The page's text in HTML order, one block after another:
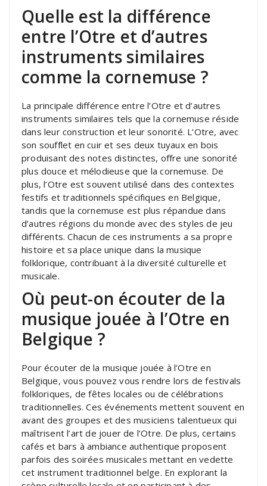
Quelle est la différence
entre l’Otre et d’autres
instruments similaires
comme la cornemuse ?
La principale différence entre l’Otre et d’autres
instruments similaires tels que la cornemuse réside
dans leur construction et leur sonorité. L’Otre, avec
son soufflet en cuir et ses deux tuyaux en bois
produisant des notes distinctes, offre une sonorité
plus douce et mélodieuse que la cornemuse. De
plus, l’Otre est souvent utilisé dans des contextes
festifs et traditionnels spécifiques en Belgique,
tandis que la cornemuse est plus répandue dans
d’autres régions du monde avec des styles de jeu
différents. Chacun de ces instruments a sa propre
histoire et sa place unique dans la musique
folklorique, contribuant à la diversité culturelle et
musicale.
Où peut-on écouter de la
musique jouée à l’Otre en
Belgique ?
Pour écouter de la musique jouée à l’Otre en
Belgique, vous pouvez vous rendre lors de festivals
folkloriques, de fêtes locales ou de célébrations
traditionnelles. Ces événements mettent souvent en
avant des groupes et des musiciens talentueux qui
maîtrisent l’art de jouer de l’Otre. De plus, certains
cafés et bars à ambiance authentique proposent
parfois des soirées musicales mettant en vedette
cet instrument traditionnel belge. En explorant la